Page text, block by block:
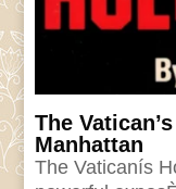
The
Manhattan
The Vaticanís